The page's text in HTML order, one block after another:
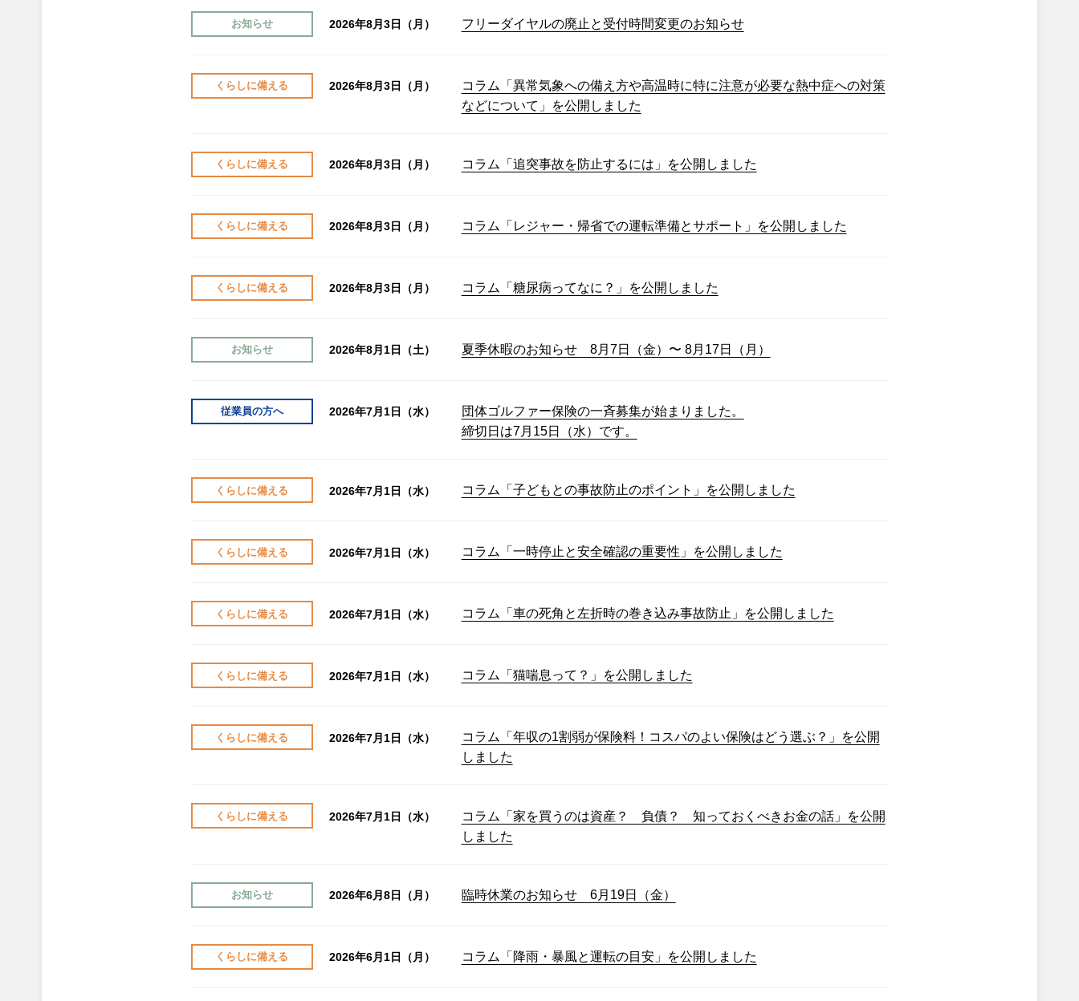
お知らせ 2026年8月3日（月） フリーダイヤルの廃止と受付時間変更のお知らせ
くらしに備える 2026年8月3日（月）
コラム「異常気象への備え方や高温時に特に注意が必要な熱中症への対策
などについて」を公開しました
くらしに備える 2026年8月3日（月） コラム「追突事故を防止するには」を公開しました
くらしに備える 2026年8月3日（月） コラム「レジャー・帰省での運転準備とサポート」を公開しました
くらしに備える 2026年8月3日（月） コラム「糖尿病ってなに？」を公開しました
お知らせ 2026年8月1日（土） 夏季休暇のお知らせ 8月7日（金）〜 8月17日（月）
従業員の方へ 2026年7月1日（水）
団体ゴルファー保険の一斉募集が始まりました。
締切日は7月15日（水）です。
くらしに備える 2026年7月1日（水） コラム「子どもとの事故防止のポイント」を公開しました
くらしに備える 2026年7月1日（水） コラム「一時停止と安全確認の重要性」を公開しました
くらしに備える 2026年7月1日（水） コラム「車の死角と左折時の巻き込み事故防止」を公開しました
くらしに備える 2026年7月1日（水） コラム「猫喘息って？」を公開しました
くらしに備える 2026年7月1日（水）
コラム「年収の1割弱が保険料！コスパのよい保険はどう選ぶ？」を公開
しました
くらしに備える 2026年7月1日（水）
コラム「家を買うのは資産？ 負債？ 知っておくべきお金の話」を公開
しました
お知らせ 2026年6月8日（月） 臨時休業のお知らせ 6月19日（金）
くらしに備える 2026年6月1日（月） コラム「降雨・暴風と運転の目安」を公開しました